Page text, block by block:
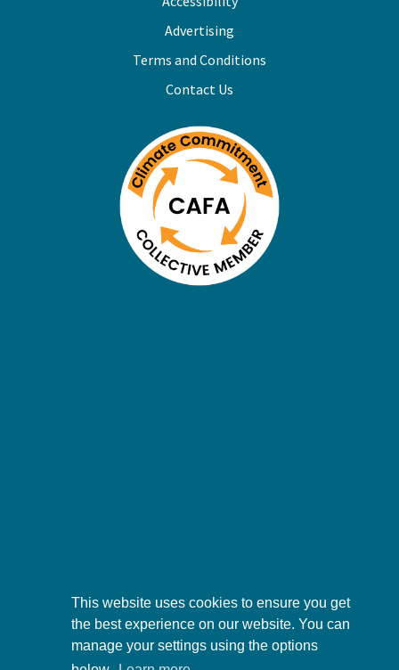
Advertising
Terms and Conditions
Contact Us
This website uses cookies to ensure you get
the best experience on our website. You can
manage your settings using the options